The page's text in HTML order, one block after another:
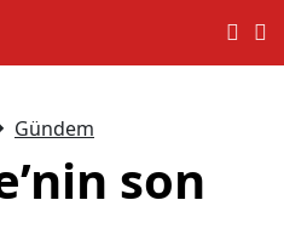
Gündem
son